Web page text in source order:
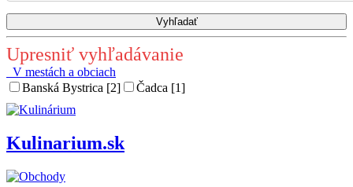
Upresniť vyhľadávanie
V mestách a obciach
Banská Bystrica [2]
Čadca [1]
Kulinarium.sk